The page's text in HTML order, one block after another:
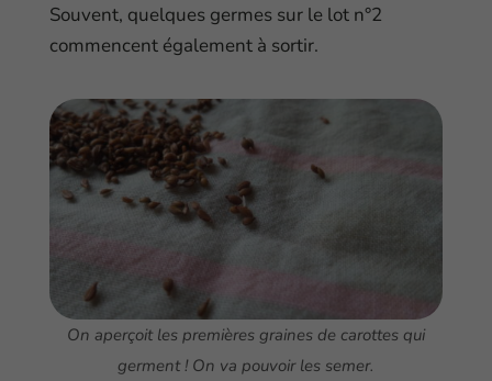
Souvent, quelques germes sur le lot n°2
commencent également à sortir.
On aperçoit les premières graines de carottes qui
germent ! On va pouvoir les semer.